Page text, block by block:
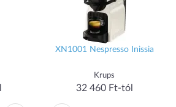
XN1001 Nespresso Inissia
Krups
32 460 Ft-tól